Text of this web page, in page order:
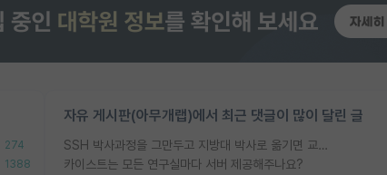
274
1388
자유 게시판(아무개랩)에서 최근 댓글이 많이 달린 글
SSH 박사과정을 그만두고 지방대 박사로 옮기면 교수의 꿈은 끝일까요?
카이스트는 모든 연구실마다 서버 제공해주나요?